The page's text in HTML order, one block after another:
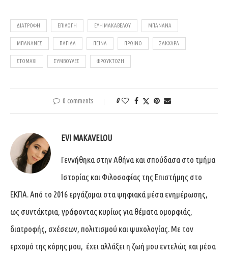
ΔΙΑΤΡΟΦΉ ΕΠΙΛΟΓΗ ΕΥΗ ΜΑΚΑΒΕΛΟΥ ΜΠΑΝΑΝΑ
ΜΠΑΝΆΝΕΣ ΠΑΓΊΔΑ ΠΕΊΝΑ ΠΡΩΙΝΟ ΣΆΚΧΑΡΑ
ΣΤΟΜΆΧΙ ΣΥΜΒΟΥΛΈΣ ΦΡΟΥΚΤΌΖΗ
0 comments 0
EVI MAKAVELOU
Γεννήθηκα στην Αθήνα και σπούδασα στο τμήμα
Ιστορίας και Φιλοσοφίας της Επιστήμης στο
ΕΚΠΑ. Από το 2016 εργάζομαι στα ψηφιακά μέσα ενημέρωσης,
ως συντάκτρια, γράφοντας κυρίως για θέματα ομορφιάς,
διατροφής, σχέσεων, πολιτισμού και ψυχολογίας. Με τον
ερχομό της κόρης μου, έχει αλλάξει η ζωή μου εντελώς και μέσα